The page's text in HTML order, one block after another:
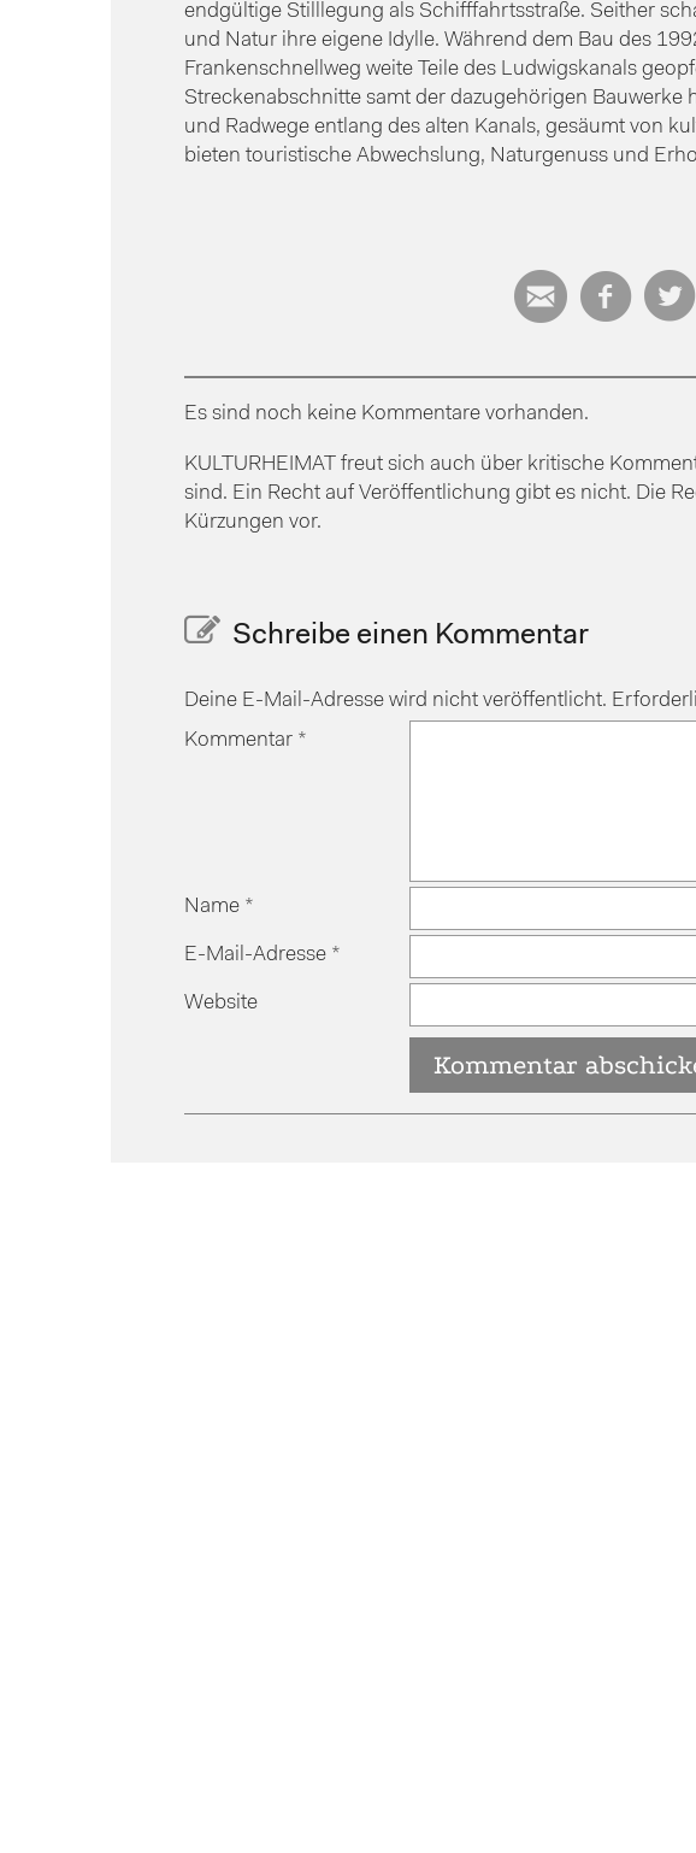
endgültige Stilllegung als Schifffahrtsstraße. Seither
und Natur ihre eigene Idylle. Während dem Bau des
Frankenschnellweg weite Teile des Ludwigskanals
Streckenabschnitte samt der dazugehörigen Bauwerke
und Radwege entlang des alten Kanals, gesäumt von
bieten touristische Abwechslung, Naturgenuss und
  
Es sind noch keine Kommentare vorhanden.
KULTURHEIMAT freut sich auch über kritische
sind. Ein Recht auf Veröffentlichung gibt es nicht. Die
Kürzungen vor.
Schreibe einen Kommentar
Deine E-Mail-Adresse wird nicht veröffentlicht.
Kommentar *
Name *
E-Mail-Adresse *
Website